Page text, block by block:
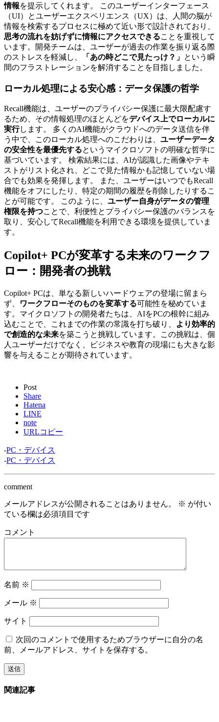
情報を提示してくれます。 このユーザーインターフェース
（UI）とユーザーエクスペリエンス（UX）は、人間の脳が
情報を検索するプロセスに極めて近い形で設計されており、
思考の流れを妨げずに情報にアクセスできることを重視して
います。開発チームは、ユーザーが過去の作業を振り返る際
のストレスを軽減し、
「あの時どこで見たっけ？」 という瞬
間のフラストレーションを解消することを目指しました。
ローカル処理による安心感：データ保護の哲学
Recall機能は、ユーザーのプライバシー保護に最大限配慮す
るため、その情報処理のほとんどをデバイス上でローカルに
実行します。 多くのAI機能がクラウドへのデータ送信を伴
う中で、このローカル処理へのこだわりは、 ユーザーデータ
の安全性を最優先するというマイクロソフトの明確な哲学に
基づいています。 検索結果には、AIが認識した画像やテキ
ストがリスト化され、どこで見た情報かも記憶していない場
合でも効果を発揮します。 また、ユーザーはいつでもRecall
機能をオフにしたり、特定の期間の履歴を削除したりするこ
とが可能です。 このように、 ユーザー自身がデータの管理
権限を持つことで、利便性とプライバシー保護のバランスを
取り、安心してRecall機能を利用できる環境を提供していま
す。
Copilot+ PCが変革する未来のワークフ
ロー：開発者の挑戦
Copilot+ PCは、単なる新しいハードウェアの登場に留まら
ず、
ワークフローそのものを変革する可能性を秘めていま
す。マイクロソフトの開発者たちは、AIをPCの根幹に組み
込むことで、これまでの作業の常識を打ち破り、
より効率的
で創造的な未来を築こうと挑戦しています。この挑戦は、個
人ユーザーだけでなく、ビジネスや教育の現場にも大きな影
響を与えることが期待されています。
Post
Share
Hatena
LINE
note
URLコピー
-PC・デバイス
-PC・デバイス
comment
メールアドレスが公開されることはありません。 ※ が付い
ている欄は必須項目です
コメント
名前 ※
メール ※
サイト
次回のコメントで使用するためブラウザーに自分の名
前、メールアドレス、サイトを保存する。
関連記事